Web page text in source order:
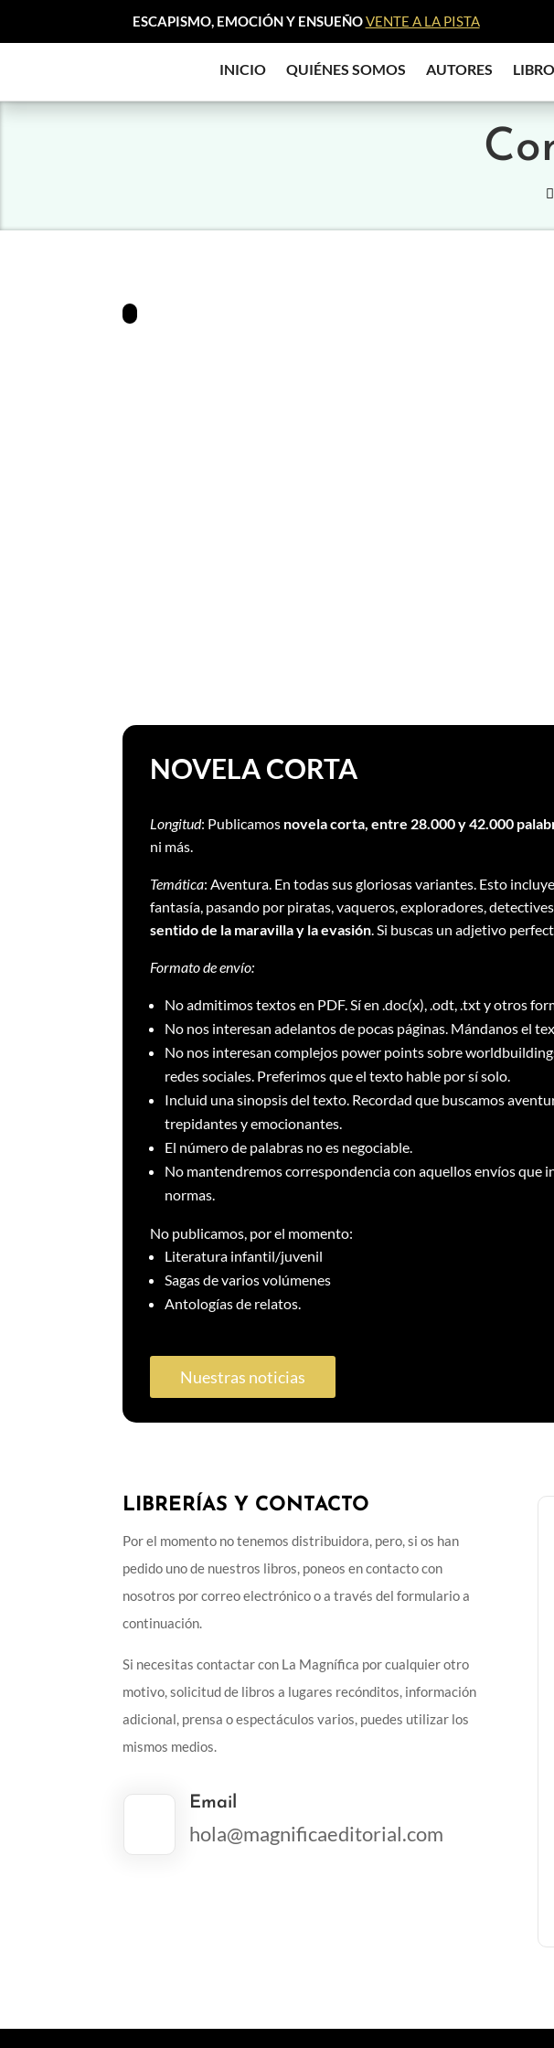
ESCAPISMO, EMOCIÓN Y ENSUEÑOVENTE A LA PISTA
INICIO QUIÉNES SOMOS AUTORES
NOVELA CORTA
Longitud: Publicamos novela corta, entre 28.000 y 42.000
ni más.
Temática: Aventura. En todas sus gloriosas variantes. Esto
fantasía, pasando por piratas, vaqueros, exploradores,
sentido de la maravilla y la evasión . Si buscas un adjetivo
Formato de envío:
No admitimos textos en PDF. Sí en .doc(x), .odt, .txt y otros
No nos interesan adelantos de pocas páginas. Mándanos el
No nos interesan complejos power points sobre
redes sociales. Preferimos que el texto hable por sí solo.
Incluid una sinopsis del texto. Recordad que buscamos
trepidantes y emocionantes.
El número de palabras no es negociable.
No mantendremos correspondencia con aquellos envíos que
normas.
No publicamos, por el momento:
Literatura infantil/juvenil
Sagas de varios volúmenes
Antologías de relatos.
Nuestras noticias
LIBRERÍAS Y CONTACTO
Por el momento no tenemos distribuidora, pero, si os han
pedido uno de nuestros libros, poneos en contacto con
nosotros por correo electrónico o a través del formulario a
continuación.
Si necesitas contactar con La Magnífica por cualquier otro
motivo, solicitud de libros a lugares recónditos, información
adicional, prensa o espectáculos varios, puedes utilizar los
mismos medios.
Email
hola@magnificaeditorial.com